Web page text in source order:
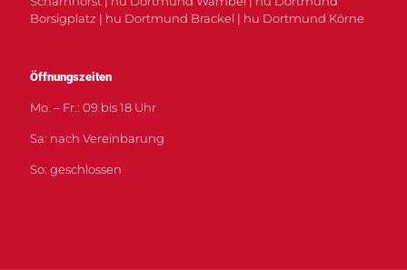
Borsigplatz | hu Dortmund Brackel | hu Dortmund Körne
Öffnungszeiten
Mo. – Fr.: 09 bis 18 Uhr
Sa: nach Vereinbarung
So: geschlossen